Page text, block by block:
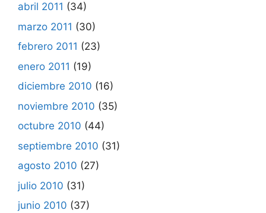
abril 2011 (34)
marzo 2011 (30)
febrero 2011 (23)
enero 2011 (19)
diciembre 2010 (16)
noviembre 2010 (35)
octubre 2010 (44)
septiembre 2010 (31)
agosto 2010 (27)
julio 2010 (31)
junio 2010 (37)